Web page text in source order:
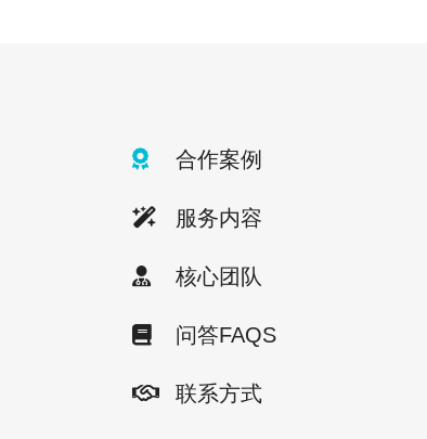
合作案例
服务内容
核心团队
问答FAQS
联系方式